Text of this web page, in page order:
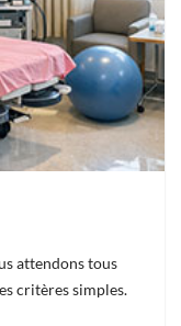
attendons tous
critères simples.